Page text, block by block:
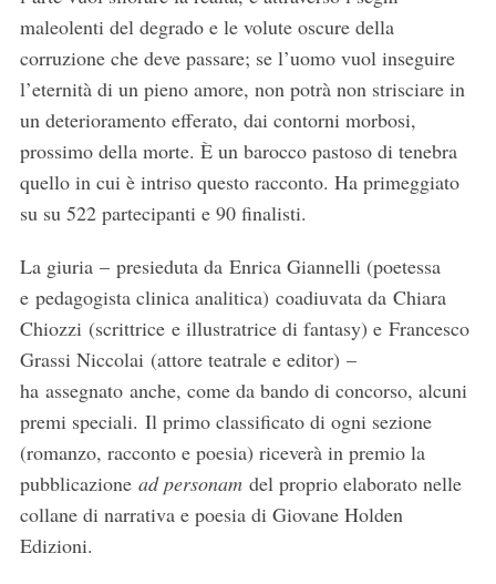
maleolenti del degrado e le volute oscure della
corruzione che deve passare; se l’uomo vuol inseguire
l’eternità di un pieno amore, non potrà non strisciare in
un deterioramento efferato, dai contorni morbosi,
prossimo della morte. È un barocco pastoso di tenebra
quello in cui è intriso questo racconto. Ha primeggiato
su su 522 partecipanti e 90 finalisti.
La giuria – presieduta da Enrica Giannelli (poetessa
e pedagogista clinica analitica) coadiuvata da Chiara
Chiozzi (scrittrice e illustratrice di fantasy) e Francesco
Grassi Niccolai (attore teatrale e editor) –
ha assegnato anche, come da bando di concorso, alcuni
premi speciali. Il primo classificato di ogni sezione
(romanzo, racconto e poesia) riceverà in premio la
pubblicazione ad personamdel proprio elaborato nelle
collane di narrativa e poesia di Giovane Holden
Edizioni.